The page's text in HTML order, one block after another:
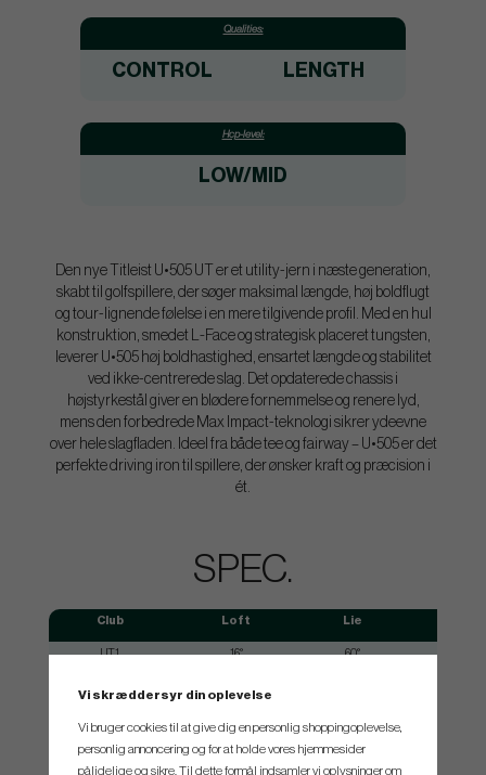
Qualities:
CONTROL LENGTH
Hcp-level:
LOW/MID
Den nye Titleist U•505 UT er et utility-jern i næste generation,
skabt til golfspillere, der søger maksimal længde, høj boldflugt
og tour-lignende følelse i en mere tilgivende profil. Med en hul
konstruktion, smedet L-Face og strategisk placeret tungsten,
leverer U•505 høj boldhastighed, ensartet længde og stabilitet
ved ikke-centrerede slag. Det opdaterede chassis i
højstyrkestål giver en blødere fornemmelse og renere lyd,
mens den forbedrede Max Impact-teknologi sikrer ydeevne
over hele slagfladen. Ideel fra både tee og fairway – U•505 er det
perfekte driving iron til spillere, der ønsker kraft og præcision i
ét.
SPEC.
Club Loft Lie
UT1 16° 60°
UT4 22° 61.5°
Vi skræddersyr din oplevelse
Vi bruger cookies til at give dig en personlig shoppingoplevelse,
personlig annoncering og for at holde vores hjemmesider
pålidelige og sikre. Til dette formål indsamler vi oplysninger om